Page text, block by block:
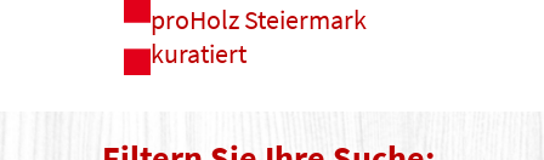
proHolz Steiermark
kuratiert